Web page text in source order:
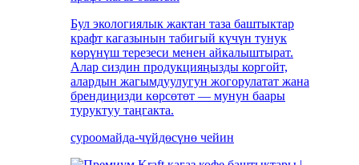
Бул экологиялык жактан таза баштыктар
крафт кагазынын табигый күчүн тунук
көрүнүш терезеси менен айкалыштырат.
Алар сиздин продукцияңызды коргойт,
алардын жагымдуулугун жогорулатат жана
брендиңизди көрсөтөт — мунун баары
туруктуу таңгакта.
суроомайда-чүйдөсүнө чейин